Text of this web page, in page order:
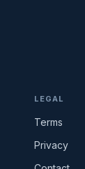
LEGAL
Terms
Privacy